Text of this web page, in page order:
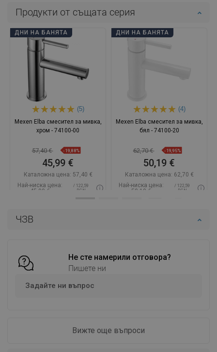
ЧЗВ
Не сте намерили отговора?
Пишете ни
Задайте ни въпрос
Вижте още въпроси
Продукти от същата серия
ДНИ НА БАНЯТА
(5)
Mexen Elba смесител за мивка,
хром - 74100-00
57,40 € -19,88%
45,99 €
Каталожна цена: 57,40 €
Най-ниска цена:
45,99 €
/ 122,59
BGN
Добави в количката
ДНИ НА БАНЯТА
(4)
Mexen Elba смесител за мивка,
бял - 74100-20
62,70 € -19,95%
50,19 €
Каталожна цена: 62,70 €
Най-ниска цена:
50,19 €
/ 122,59
BGN
Добави в количката